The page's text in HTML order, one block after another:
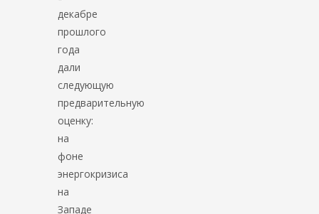
декабре
прошлого
года
дали
следующую
предварительную
оценку:
на
фоне
энергокризиса
на
Западе